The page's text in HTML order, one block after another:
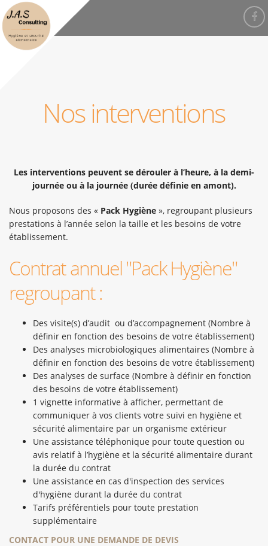
Nos interventions
Les interventions peuvent se dérouler à l’heure, à la demi-
journée ou à la journée (durée définie en amont).
Nous proposons des « Pack Hygiène », regroupant plusieurs
prestations à l’année selon la taille et les besoins de votre
établissement.
Contrat annuel "Pack Hygiène"
regroupant :
Des visite(s) d’audit ou d’accompagnement (Nombre à
définir en fonction des besoins de votre établissement)
Des analyses microbiologiques alimentaires (Nombre à
définir en fonction des besoins de votre établissement)
Des analyses de surface (Nombre à définir en fonction
des besoins de votre établissement)
1 vignette informative à afficher, permettant de
communiquer à vos clients votre suivi en hygiène et
sécurité alimentaire par un organisme extérieur
Une assistance téléphonique pour toute question ou
avis relatif à l’hygiène et la sécurité alimentaire durant
la durée du contrat
Une assistance en cas d'inspection des services
d'hygiène durant la durée du contrat
Tarifs préférentiels pour toute prestation
supplémentaire
CONTACT POUR UNE DEMANDE DE DEVIS